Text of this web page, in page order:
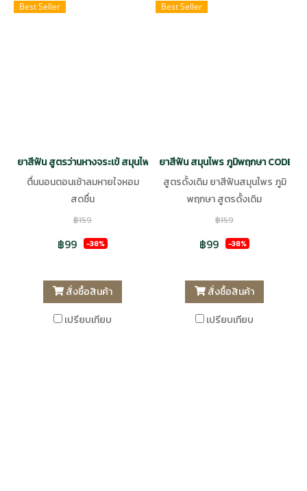
Best Seller
ยาสีฟัน สูตรว่านหางจระเข้ สมุนไพร ภูมิพฤกษา CODE : 9402
ตื่นนอนตอนเช้าลมหายใจหอม
สดชื่น
฿159
฿99 -38%
สั่งซื้อสินค้า
เปรียบเทียบ
Best Seller
ยาสีฟัน สมุนไพร ภูมิพฤกษา CODE :
สูตรดั้งเดิม ยาสีฟันสมุนไพร ภูมิ
พฤกษา สูตรดั้งเดิม
฿159
฿99 -38%
สั่งซื้อสินค้า
เปรียบเทียบ